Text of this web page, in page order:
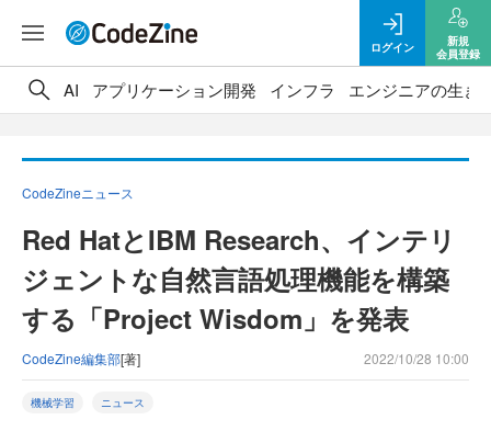
ログイン
新規
会員登録
AI アプリケーション開発 インフラ エンジニアの生き
CodeZineニュース
Red HatとIBM Research、インテリ
ジェントな自然言語処理機能を構築
する「Project Wisdom」を発表
CodeZine編集部[著] 2022/10/28 10:00
機械学習 ニュース